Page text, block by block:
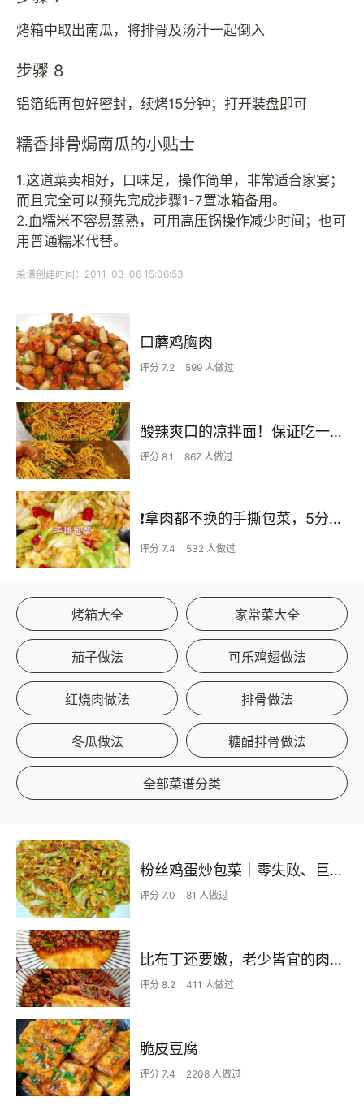
烤箱中取出南瓜，将排骨及汤汁一起倒入
步骤 8
铝箔纸再包好密封，续烤15分钟；打开装盘即可
糯香排骨焗南瓜的小贴士
1.这道菜卖相好，口味足，操作简单，非常适合家宴；
而且完全可以预先完成步骤1-7置冰箱备用。
2.血糯米不容易蒸熟，可用高压锅操作减少时间；也可
用普通糯米代替。
菜谱创建时间：2011-03-06 15:06:53
口蘑鸡胸肉
评分 7.2 599 人做过
酸辣爽口的凉拌面！保证吃一次就上瘾
评分 8.1 867 人做过
❗拿肉都不换的手撕包菜，5分钟快手家常菜🔥
评分 7.4 532 人做过
烤箱大全 家常菜大全
茄子做法 可乐鸡翅做法
红烧肉做法 排骨做法
冬瓜做法 糖醋排骨做法
全部菜谱分类
粉丝鸡蛋炒包菜｜零失败、巨下饭
评分 7.0 81 人做过
比布丁还要嫩，老少皆宜的肉沫蒸蛋
评分 8.2 411 人做过
脆皮豆腐
评分 7.4 2208 人做过